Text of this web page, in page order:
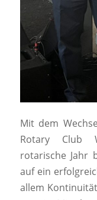
Mit dem
Rotary Club
rotarische Jahr
auf ein
allem